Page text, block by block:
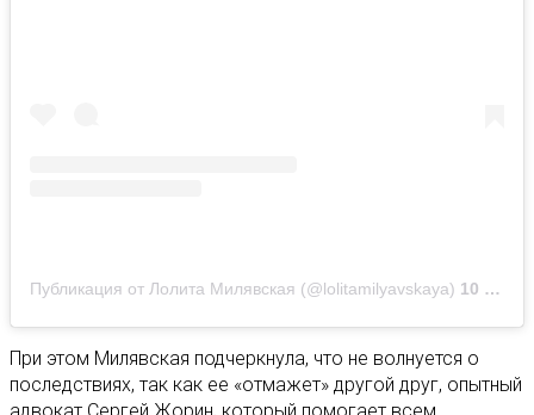
Публикация от Лолита Милявская (@lolitamilyavskaya) 10 Июл 2020 в 2:02 PDT
При этом Милявская подчеркнула, что не волнуется о
последствиях, так как ее «отмажет» другой друг, опытный